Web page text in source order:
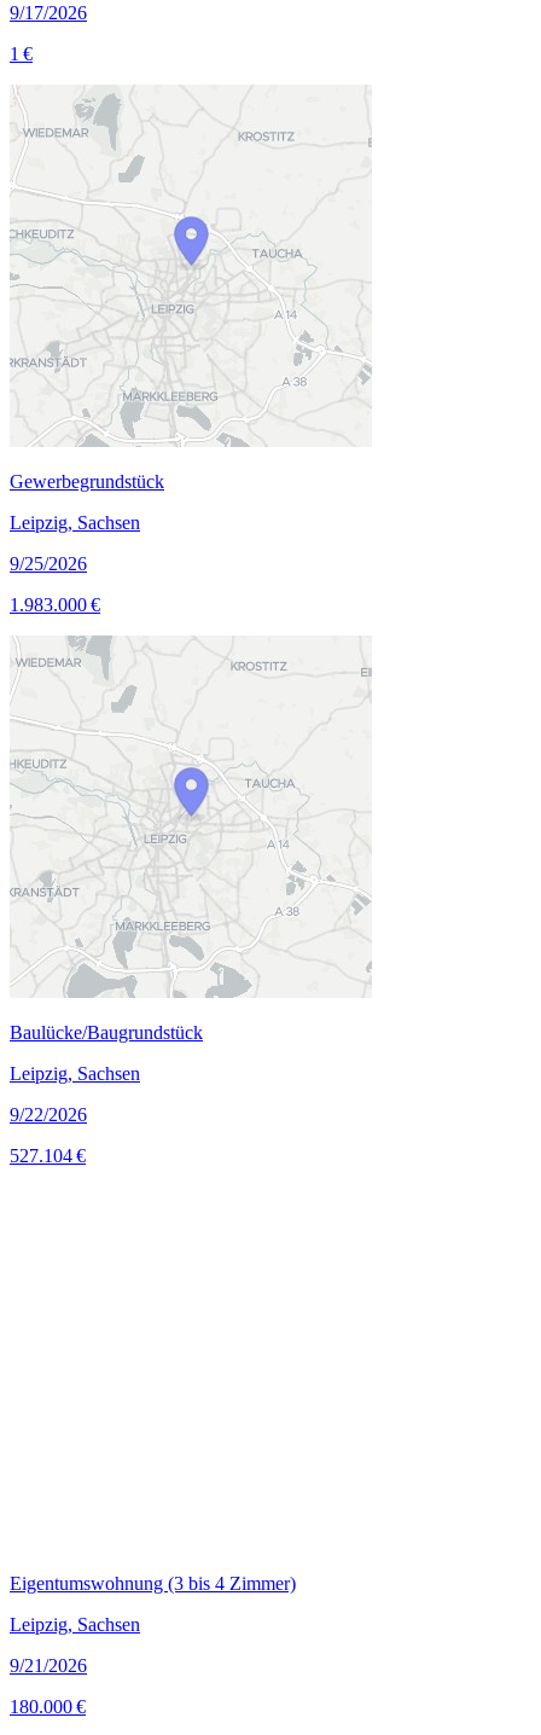
9/17/2026
1 €
Gewerbegrundstück
Leipzig, Sachsen
9/25/2026
1.983.000 €
Baulücke/Baugrundstück
Leipzig, Sachsen
9/22/2026
527.104 €
Eigentumswohnung (3 bis 4 Zimmer)
Leipzig, Sachsen
9/21/2026
180.000 €